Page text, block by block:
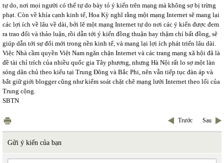
tự do, nơi mọi người có thể tự do bày tỏ ý kiến trên mạng mà không sợ bị trừng
phạt. Còn về khía cạnh kinh tế, Hoa Kỳ nghĩ rằng một mạng Internet sẽ mang lại
các lợi ích về lâu về dài, bởi lẽ một mạng Internet tự do nơi các ý kiến được đem
ra trao đổi và thảo luận, rồi dẫn tới ý kiến đồng thuận hay thậm chí bất đồng, sẽ
giúp dẫn tới sự đổi mới trong nền kinh tế, và mang lại lợi ích phát triển lâu dài.
Việc Nhà cầm quyền Việt Nam ngăn chặn Internet và các trang mạng xã hội đã là
đề tài chỉ trích của nhiều quốc gia Tây phương, nhưng Hà Nội rất lo sợ một làn
sóng dân chủ theo kiểu tại Trung Đông và Bắc Phi, nên vẫn tiếp tục đàn áp và
bắt giữ giới blogger cũng như kiểm soát chặt chẽ mạng lưới Internet theo lối của
Trung cộng.
SBTN
Trước Sau
Gửi ý kiến của bạn